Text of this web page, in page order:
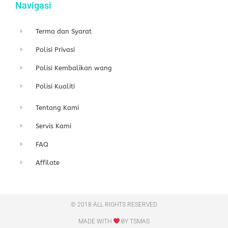
Navigasi
Terma dan Syarat
Polisi Privasi
Polisi Kembalikan wang
Polisi Kualiti
Tentang Kami
Servis Kami
FAQ
Affilate
© 2018 ALL RIGHTS RESERVED​
MADE WITH BY TSMAS